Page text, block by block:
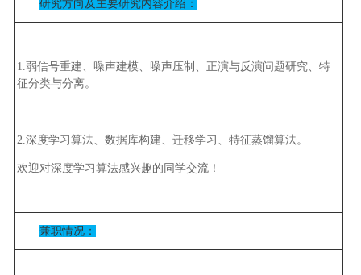
研究方向及主要研究内容介绍：
1.弱信号重建、噪声建模、噪声压制、正演与反演问题研究、特
征分类与分离。
2.深度学习算法、数据库构建、迁移学习、特征蒸馏算法。
欢迎对深度学习算法感兴趣的同学交流！
兼职情况：